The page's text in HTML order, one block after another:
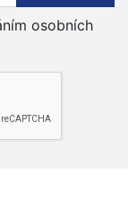
osobních